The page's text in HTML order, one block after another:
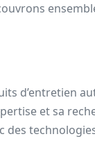
d’entretien
et sa
des